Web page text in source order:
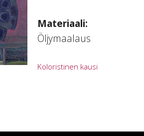
Materiaali:
Öljymaalaus
Koloristinen kausi